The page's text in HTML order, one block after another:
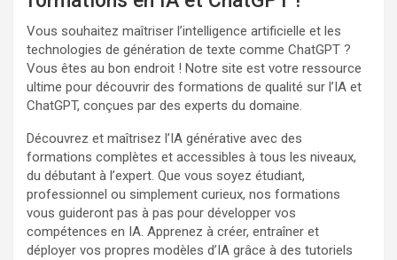
Vous souhaitez maîtriser l’intelligence artificielle et les
technologies de génération de texte comme ChatGPT ?
Vous êtes au bon endroit ! Notre site est votre ressource
ultime pour découvrir des formations de qualité sur l’IA et
ChatGPT, conçues par des experts du domaine.
Découvrez et maîtrisez l’IA générative avec des
formations complètes et accessibles à tous les niveaux,
du débutant à l’expert. Que vous soyez étudiant,
professionnel ou simplement curieux, nos formations
vous guideront pas à pas pour développer vos
compétences en IA. Apprenez à créer, entraîner et
déployer vos propres modèles d’IA grâce à des tutoriels